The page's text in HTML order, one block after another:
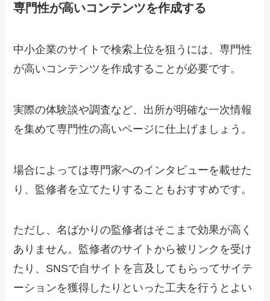
専門性が高いコンテンツを作成する
中小企業のサイトで検索上位を狙うには、専門性
が高いコンテンツを作成することが必要です。
実際の体験談や調査など、出所が明確な一次情報
を集めて専門性の高いページに仕上げましょう。
場合によっては専門家へのインタビューを載せた
り、監修者を立てたりすることもおすすめです。
ただし、名ばかりの監修者はそこまで効果が高く
ありません。監修者のサイトから被リンクを受け
たり、SNSで自サイトを言及してもらってサイテ
ーションを獲得したりといった工夫を行うとよい